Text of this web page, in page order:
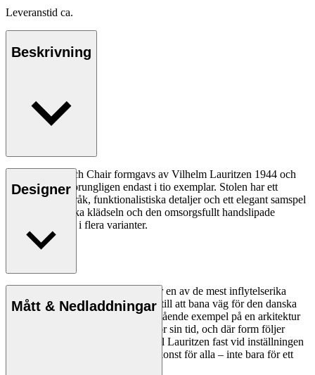
Leveranstid ca.
Beskrivning
VLA61 Monarch Chair formgavs av Vilhelm Lauritzen 1944 och
tillverkades ursprungligen endast i tio exemplar. Stolen har ett
poetiskt formspråk, funktionalistiska detaljer och ett elegant samspel
mellan den mjuka klädseln och den omsorgsfullt handslipade
stommen. Finns i flera varianter.
Läs mer
Designer
Vilhelm Lauritzen (1894–1984) var en av de mest inflytelserika
arkitekterna i Danmark och bidrog till att bana väg för den danska
modernismen med verk som är bestående exempel på en arkitektur
som var ny och revolutionerande för sin tid, och där form följer
funktion. Under hela sin karriär höll Lauritzen fast vid inställningen
att arkitekturen ska vara tillämpad konst för alla – inte bara för ett
Mått & Nedladdningar